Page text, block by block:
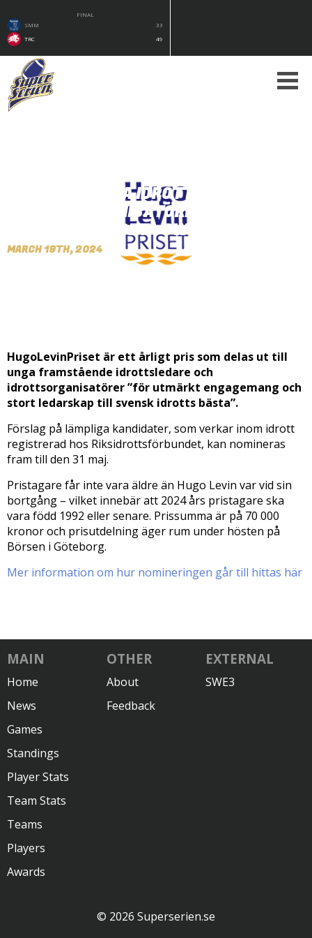
FINAL
SMM
33
TRC
49
NOMINERA UNGA IDROTTSLEDARE OCH
IDROTTSORGANISATÖRER TILL
HUGOLEVINPRISET - SWE3
MARCH 19TH, 2024
HugoLevinPriset är ett årligt pris som delas ut till
unga framstående idrottsledare och
idrottsorganisatörer ”för utmärkt engagemang och
stort ledarskap till svensk idrotts bästa”.
Förslag på lämpliga kandidater, som verkar inom idrott
registrerad hos Riksidrottsförbundet, kan nomineras
fram till den 31 maj.
Pristagare får inte vara äldre än Hugo Levin var vid sin
bortgång – vilket innebär att 2024 års pristagare ska
vara född 1992 eller senare. Prissumma är på 70 000
kronor och prisutdelning äger rum under hösten på
Börsen i Göteborg.
Mer information om hur nomineringen går till hittas här
MAIN
Home
News
Games
Standings
Player Stats
Team Stats
Teams
Players
Awards
OTHER
About
Feedback
EXTERNAL
SWE3
© 2026 Superserien.se